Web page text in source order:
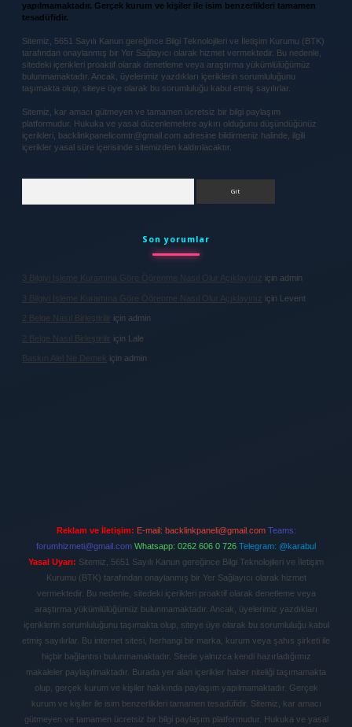
yapılmamaktadır. Gerçek kurum ve kişiler ile isim benzerlikleri tamamen
tesadüfidir.
Sitemiz, 5651 Sayılı Kanun gereğince Bilgi Teknolojileri ve İletişim Kurumu (BTK)
tarafından onaylanmış bir Yer Sağlayıcı olarak hizmet vermektedir. Bu nedenle,
sitedeki içerikleri proaktif olarak denetleme veya araştırma yükümlülüğümüz
bulunmamaktadır. Ancak, üyelerimiz yazdıkları içeriklerin sorumluluğunu
taşımakta olup, siteye üye olarak bu sorumluluğu kabul etmiş sayılırlar.
Sitemiz, kar amacı gütmeyen ve tamamen ücretsiz bir bilgi paylaşım
platformudur. Hukuka ve yasal düzenlemelere aykırı olduğunu düşündüğünüz
içerikleri, backlinkpanelicomtr@gmail.com adresine bildirmeniz halinde, ilgili
içerikler yasal süre içerisinde sitemizden kaldırılacaktır.
Son yorumlar
3 Bilgiyi Işleme Kuramına Göre Öğrenme Nasıl Olur Açıklayınız için admin
3 Bilgiyi Işleme Kuramına Göre Öğrenme Nasıl Olur Açıklayınız için Levent
2 Belge Nasıl Birleştirilir için admin
2 Belge Nasıl Birleştirilir için Lale
Baskın Alel Ne Demek için admin
Reklam ve İletişim: E-mail: backlinkpaneli@gmail.com Teams:
forumhizmeti@gmail.com Whatsapp: 0262 606 0 726 Telegram: @karabul
Yasal Uyarı: Sitemiz, 5651 Sayılı Kanun gereğince Bilgi Teknolojileri ve İletişim
Kurumu (BTK) tarafından onaylanmış bir Yer Sağlayıcı olarak hizmet
vermektedir. Bu nedenle, sitedeki içerikleri proaktif olarak denetleme veya
araştırma yükümlülüğümüz bulunmamaktadır. Ancak, üyelerimiz yazdıkları
içeriklerin sorumluluğunu taşımakta olup, siteye üye olarak bu sorumluluğu kabul
etmiş sayılırlar. Bu internet sitesi, herhangi bir marka, kurum veya şahıs şirketi ile
hiçbir bağlantısı bulunmamaktadır. Sitede yalnızca kendi hazırladığımız
makaleler paylaşılmaktadır. Burada yer alan içerikler haber niteliği taşımamakta
olup, gerçek kurum ve kişiler hakkında paylaşım yapılmamaktadır. Gerçek
kurum ve kişiler ile isim benzerlikleri tamamen tesadüfidir. Sitemiz, kar amacı
gütmeyen ve tamamen ücretsiz bir bilgi paylaşım platformudur. Hukuka ve yasal